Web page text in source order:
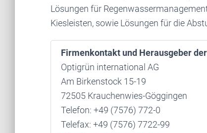
Lösungen für
Kiesleisten, sowie Lösungen für die
Firmenkontakt und Herausgeber
Optigrün international AG
Am Birkenstock 15-19
72505 Krauchenwies-Göggingen
Telefon: +49 (7576) 772-0
Telefax: +49 (7576) 7722-99